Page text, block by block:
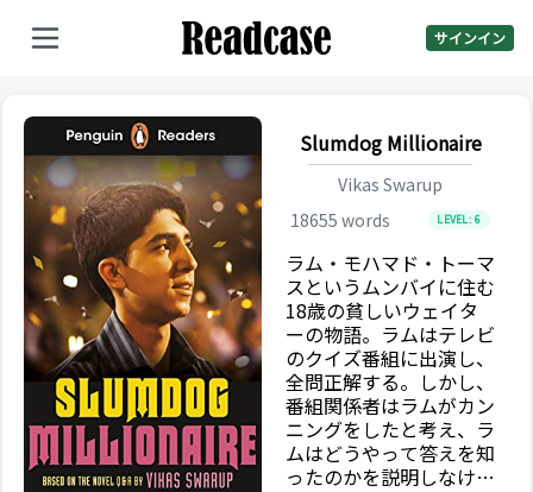
サインイン
Slumdog Millionaire
Vikas Swarup
18655 words LEVEL:6
ラム・モハマド・トーマ
スというムンバイに住む
18歳の貧しいウェイタ
ーの物語。ラムはテレビ
のクイズ番組に出演し、
全問正解する。しかし、
番組関係者はラムがカン
ニングをしたと考え、ラ
ムはどうやって答えを知
ったのかを説明しなけれ